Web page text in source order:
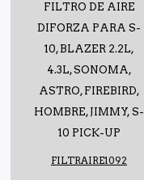
FILTRO DE AIRE
DIFORZA PARA S-
10, BLAZER 2.2L,
4.3L, SONOMA,
ASTRO, FIREBIRD,
HOMBRE, JIMMY, S-
10 PICK-UP
FILTRAIRE1092